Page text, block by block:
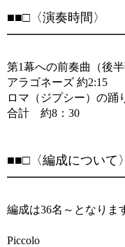
■■□〈演奏時間〉
第1幕への前奏曲（後半
アラゴネーズ 約2:15
ロマ（ジプシー）の踊
合計 約8：30
■■□〈編成について〉
編成は36名～となりま
Piccolo